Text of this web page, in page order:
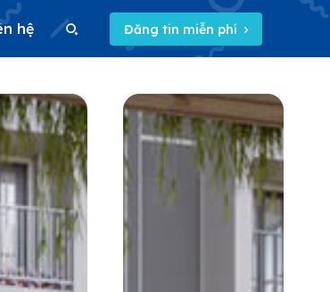
Search
Search
hệ Đăng tin miễn phí